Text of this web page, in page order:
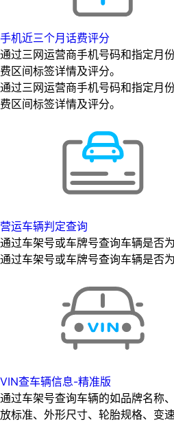
手机近三个月话费评分
通过三网运营商手机号码和指定月
费区间标签详情及评分。
通过三网运营商手机号码和指定月
费区间标签详情及评分。
营运车辆判定查询
通过车架号或车牌号查询车辆是否
通过车架号或车牌号查询车辆是否
VIN查车辆信息-精准版
通过车架号查询车辆的如品牌名称
放标准、外形尺寸、轮胎规格、变